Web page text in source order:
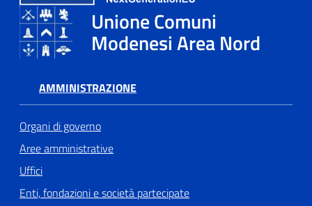
Tutti
gli
Seguici
su
Unione Comuni
Modenesi Area Nord
AMMINISTRAZIONE
Organi di governo
Aree amministrative
Uffici
Enti, fondazioni e società partecipate